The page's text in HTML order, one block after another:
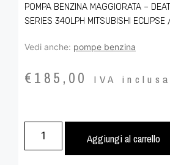
POMPA BENZINA MAGGIORATA –
SERIES 340LPH MITSUBISHI
Vedi anche: pompe benzina
€185,00 IVA inclusa
Aggiungi al carrello